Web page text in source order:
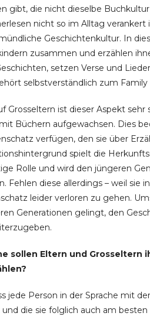
gibt, die nicht dieselbe
nicht so im Alltag
Geschichtenkultur. In
zusammen und erzählen
setzen Verse und
selbstverständlich zum
Grosseltern ist dieser Aspekt
Büchern aufgewachsen. Dies
verfügen, den sie über
spielt die
Rolle und wird den jüngeren
Fehlen diese allerdings – weil
leider verloren zu gehen.
Generationen gelingt, den
sollen Eltern und
jede Person in der Sprache mit
und die sie folglich auch am